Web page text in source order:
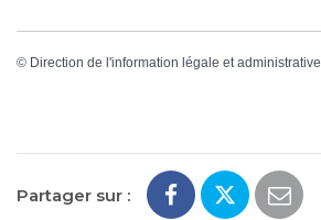
© Direction de l'information légale et administrative
Partager sur :